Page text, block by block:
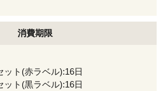
消費期限
ット(赤ラベル):16日
ット(黒ラベル):16日